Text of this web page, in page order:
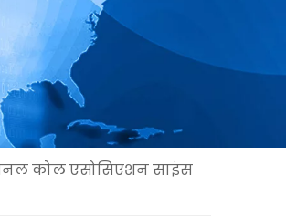
कोल एसोसिएशन साइंस